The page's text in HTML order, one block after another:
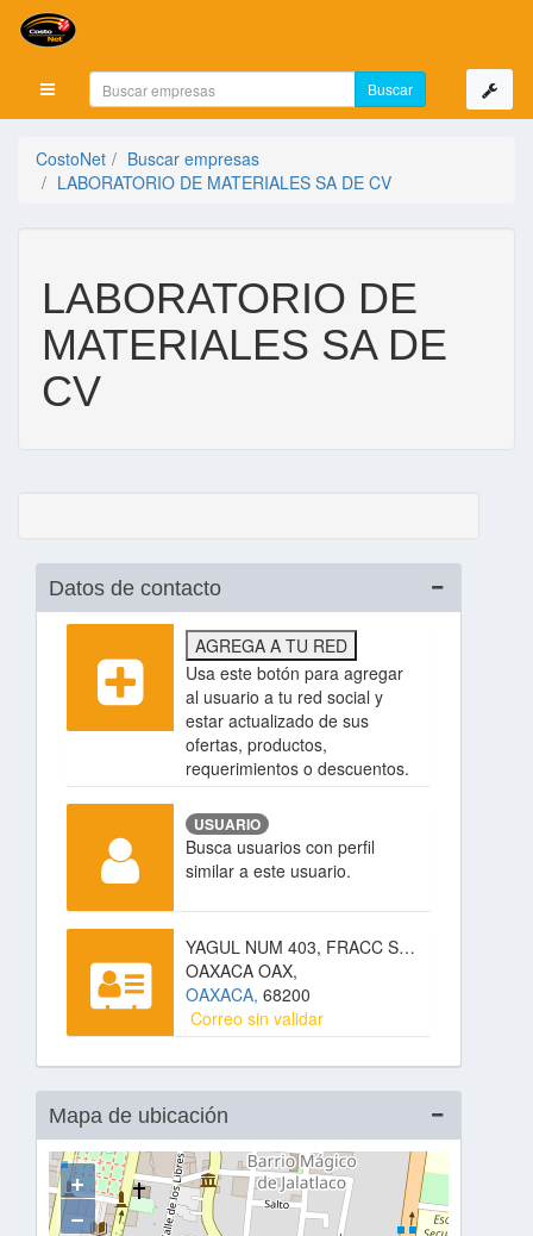
Mostrar menú
CostoNet
Buscar empresas
LABORATORIO DE MATERIALES SA DE CV
LABORATORIO DE
MATERIALES SA DE
CV
Datos de contacto
AGREGA A TU RED
Usa este botón para agregar
al usuario a tu red social y
estar actualizado de sus
ofertas, productos,
requerimientos o descuentos.
USUARIO
Busca usuarios con perfil
similar a este usuario.
YAGUL NUM 403, FRACC SAN JOSE LA NORIA,
OAXACA OAX,
OAXACA, 68200
Correo sin validar
Mapa de ubicación
+
−